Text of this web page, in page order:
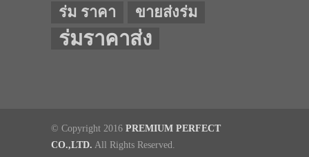
ร่ม ราคา ขายส่งร่ม
ร่มราคาส่ง
© Copyright 2016 PREMIUM PERFECT
CO.,LTD. All Rights Reserved.